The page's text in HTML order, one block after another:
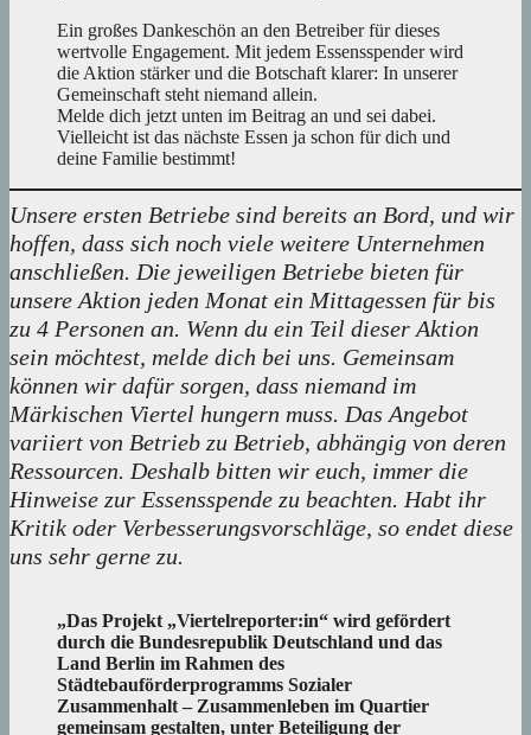
Ein großes Dankeschön an den Betreiber für dieses
wertvolle Engagement. Mit jedem Essensspender wird
die Aktion stärker und die Botschaft klarer: In unserer
Gemeinschaft steht niemand allein.
Melde dich jetzt unten im Beitrag an und sei dabei.
Vielleicht ist das nächste Essen ja schon für dich und
deine Familie bestimmt!
Unsere ersten Betriebe sind bereits an Bord, und wir
hoffen, dass sich noch viele weitere Unternehmen
anschließen. Die jeweiligen Betriebe bieten für
unsere Aktion jeden Monat ein Mittagessen für bis
zu 4 Personen an. Wenn du ein Teil dieser Aktion
sein möchtest, melde dich bei uns. Gemeinsam
können wir dafür sorgen, dass niemand im
Märkischen Viertel hungern muss. Das Angebot
variiert von Betrieb zu Betrieb, abhängig von deren
Ressourcen. Deshalb bitten wir euch, immer die
Hinweise zur Essensspende zu beachten. Habt ihr
Kritik oder Verbesserungsvorschläge, so endet diese
uns sehr gerne zu.
„Das Projekt „Viertelreporter:in“ wird gefördert
durch die Bundesrepublik Deutschland und das
Land Berlin im Rahmen des
Städtebauförderprogramms Sozialer
Zusammenhalt – Zusammenleben im Quartier
gemeinsam gestalten, unter Beteiligung der